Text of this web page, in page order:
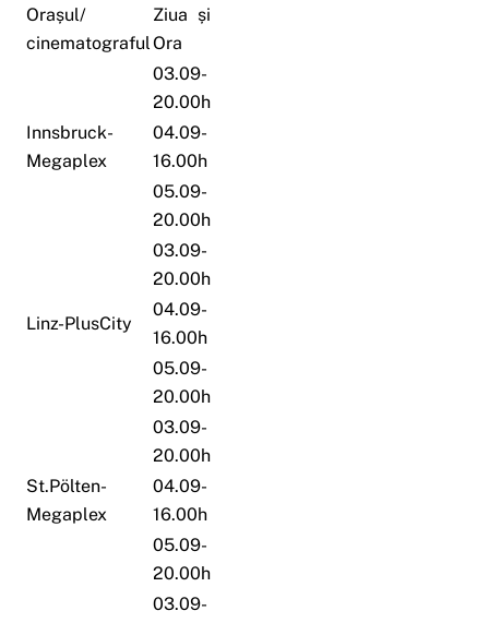
Orașul/
cinematograful
Ziua și
Ora
Innsbruck-
Megaplex
03.09-
20.00h
04.09-
16.00h
05.09-
20.00h
Linz-PlusCity
03.09-
20.00h
04.09-
16.00h
05.09-
20.00h
St.Pölten-
Megaplex
03.09-
20.00h
04.09-
16.00h
05.09-
20.00h
03.09-